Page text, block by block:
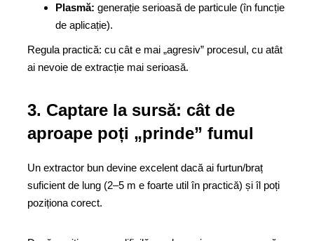
Plasmă: generație serioasă de particule (în funcție
de aplicație).
Regula practică: cu cât e mai „agresiv” procesul, cu atât
ai nevoie de extracție mai serioasă.
3. Captare la sursă: cât de
aproape poți „prinde” fumul
Un extractor bun devine excelent dacă ai furtun/braț
suficient de lung (2–5 m e foarte util în practică) și îl poți
poziționa corect.